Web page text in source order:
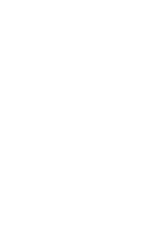
riservato all’inserimento
o iscritte a categorie
e di ritrovo per potersi
università, istituzioni
come un progetto
candidati, università,
e Jobmetoo, in
Consulting Company. Si
Milano e Roma. Il
programma